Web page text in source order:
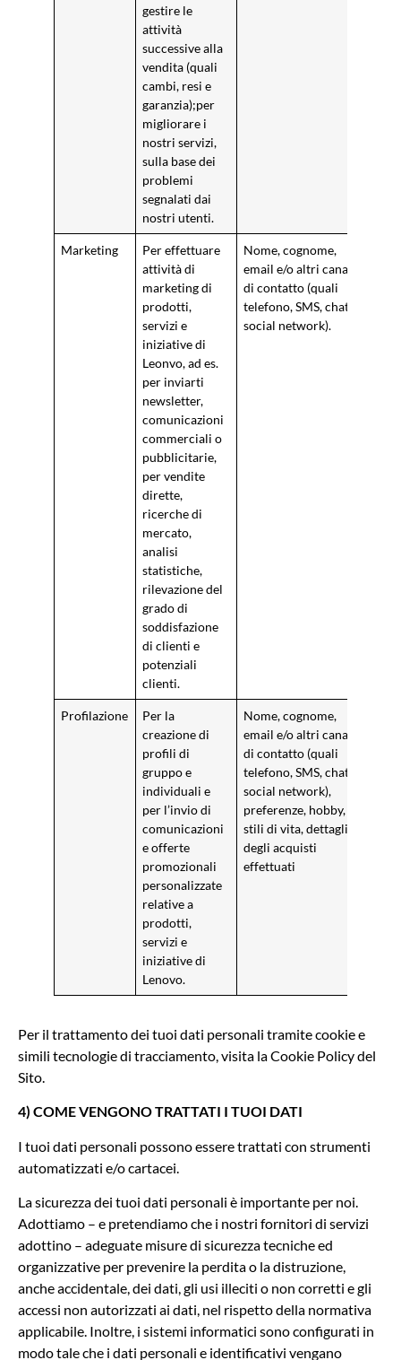
gestire le
attività
successive alla
vendita (quali
cambi, resi e
garanzia);per
migliorare i
nostri servizi,
sulla base dei
problemi
segnalati dai
nostri utenti.
Marketing
Per effettuare
attività di
marketing di
prodotti,
servizi e
iniziative di
Leonvo, ad es.
per inviarti
newsletter,
comunicazioni
commerciali o
pubblicitarie,
per vendite
dirette,
ricerche di
mercato,
analisi
statistiche,
rilevazione del
grado di
soddisfazione
di clienti e
potenziali
clienti.
Nome, cognome,
email e/o altri canali
di contatto (quali
telefono, SMS, chat,
social network).
Profilazione
Per la
creazione di
profili di
gruppo e
individuali e
per l’invio di
comunicazioni
e offerte
promozionali
personalizzate
relative a
prodotti,
servizi e
iniziative di
Lenovo.
Nome, cognome,
email e/o altri canali
di contatto (quali
telefono, SMS, chat,
social network),
preferenze, hobby,
stili di vita, dettaglio
degli acquisti
effettuati
Per il trattamento dei tuoi dati personali tramite cookie e
simili tecnologie di tracciamento, visita la Cookie Policy del
Sito.
4) COME VENGONO TRATTATI I TUOI DATI
I tuoi dati personali possono essere trattati con strumenti
automatizzati e/o cartacei.
La sicurezza dei tuoi dati personali è importante per noi.
Adottiamo – e pretendiamo che i nostri fornitori di servizi
adottino – adeguate misure di sicurezza tecniche ed
organizzative per prevenire la perdita o la distruzione,
anche accidentale, dei dati, gli usi illeciti o non corretti e gli
accessi non autorizzati ai dati, nel rispetto della normativa
applicabile. Inoltre, i sistemi informatici sono configurati in
modo tale che i dati personali e identificativi vengano